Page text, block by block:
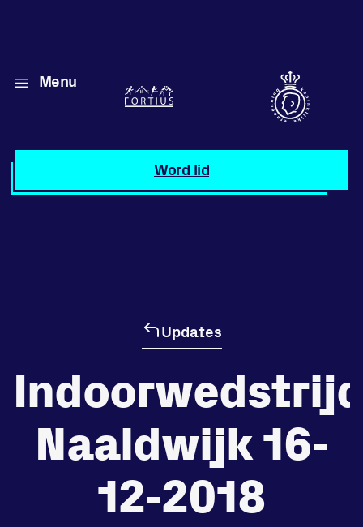
Menu
Word lid
Diverse disciplines
Atletiek
Beheersde
tegenstander
Worstelen
Updates
Naaldwijk 16-
12-2018